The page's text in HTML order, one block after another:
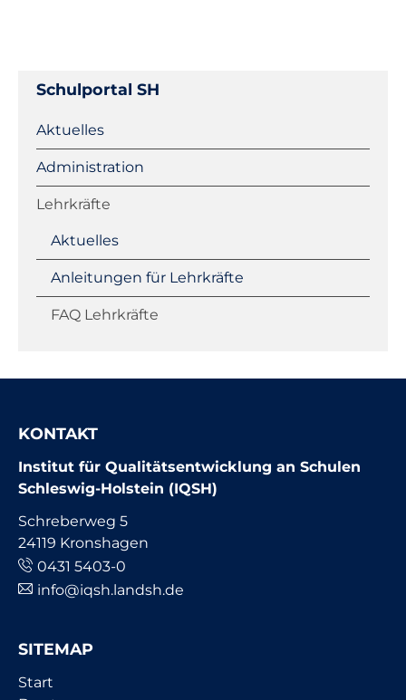
Schulportal SH
Navigation
Aktuelles
Administration
Lehrkräfte
Aktuelles
Anleitungen für Lehrkräfte
FAQ Lehrkräfte
KONTAKT
Institut für Qualitätsentwicklung an Schulen
Schleswig-Holstein (IQSH)
Schreberweg 5
24119 Kronshagen
0431 5403-0
info@iqsh.landsh.de
SITEMAP
Navigation
Start